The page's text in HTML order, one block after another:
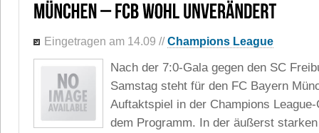
Eingetragen am 14.09 //Champions League
Nach der 7:0-Gala gegen den SC
Samstag steht für den FC Bayern
Auftaktspiel in der Champions
dem Programm. In der äußerst